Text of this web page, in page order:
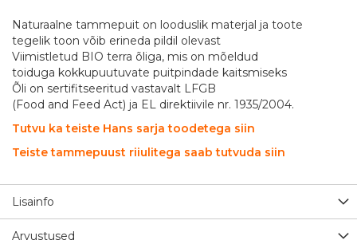
Naturaalne tammepuit on looduslik materjal ja toote
tegelik toon võib erineda pildil olevast
Viimistletud BIO terra õliga, mis on mõeldud
toiduga kokkupuutuvate puitpindade kaitsmiseks
Õli on sertifitseeritud vastavalt LFGB
(Food and Feed Act) ja EL direktiivile nr. 1935/2004.
Tutvu ka teiste Hans sarja toodetega siin
Teiste tammepuust riiulitega saab tutvuda siin
Lisainfo
Arvustused